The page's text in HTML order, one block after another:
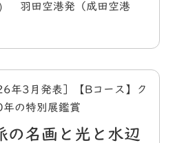
羽田空港発（成田空港
年3月発表］【Bコース】ク
の特別展鑑賞
の名画と光と水辺